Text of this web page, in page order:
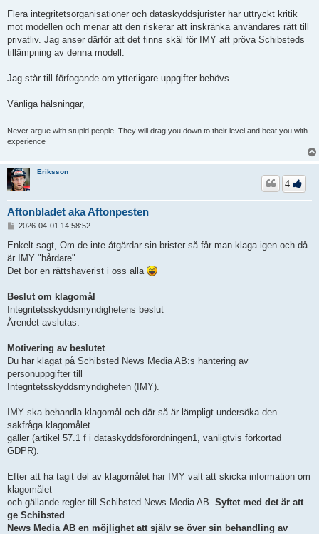
Flera integritetsorganisationer och dataskyddsjurister har uttryckt kritik
mot modellen och menar att den riskerar att inskränka användares rätt till
privatliv. Jag anser därför att det finns skäl för IMY att pröva Schibsteds
tillämpning av denna modell.
Jag står till förfogande om ytterligare uppgifter behövs.
Vänliga hälsningar,
Never argue with stupid people. They will drag you down to their level and beat you with
experience
Eriksson
Aftonbladet aka Aftonpesten
4
l
ä
g
g
2026-04-01 14:58:52
Enkelt sagt, Om de inte åtgärdar sin brister så får man klaga igen och då
är IMY "hårdare"
Det bor en rättshaverist i oss alla
Beslut om klagomål
Integritetsskyddsmyndighetens beslut
Ärendet avslutas.
Motivering av beslutet
Du har klagat på Schibsted News Media AB:s hantering av
personuppgifter till
Integritetsskyddsmyndigheten (IMY).
IMY ska behandla klagomål och där så är lämpligt undersöka den
sakfråga klagomålet
gäller (artikel 57.1 f i dataskyddsförordningen1, vanligtvis förkortad
GDPR).
Efter att ha tagit del av klagomålet har IMY valt att skicka information om
klagomålet
och gällande regler till Schibsted News Media AB. Syftet med det är att
ge Schibsted
News Media AB en möjlighet att själv se över sin behandling av